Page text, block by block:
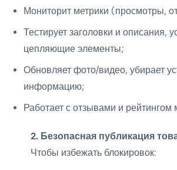
Мониторит метрики (просмотры,
Тестирует заголовки и описания,
цепляющие элементы;
Обновляет фото/видео, убирает
информацию;
Работает с отзывами и рейтингом
2. Безопасная публикация
Чтобы избежать блокировок: